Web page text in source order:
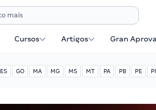
Cursos Artigos Gran
ES GO MA MG MS MT PA PB PE PI